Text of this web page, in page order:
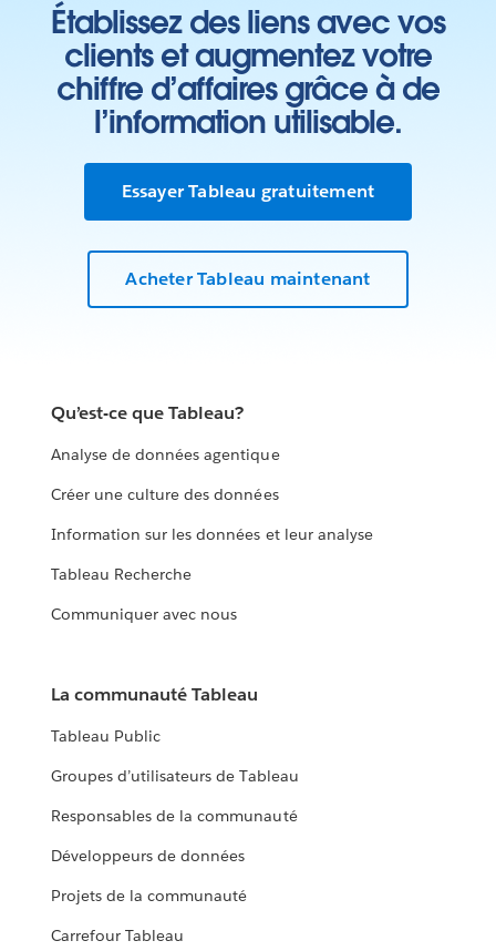
Établissez des liens avec vos
clients et augmentez votre
chiffre d’affaires grâce à de
l’information utilisable.
Essayer Tableau gratuitement
Acheter Tableau maintenant
Qu’est-ce que Tableau?
Analyse de données agentique
Créer une culture des données
Information sur les données et leur analyse
Tableau Recherche
Communiquer avec nous
La communauté Tableau
Tableau Public
Groupes d’utilisateurs de Tableau
Responsables de la communauté
Développeurs de données
Projets de la communauté
Carrefour Tableau